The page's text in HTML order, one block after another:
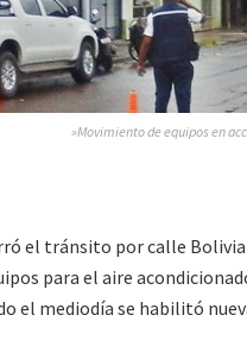
»Movimiento de equipos en
el tránsito por calle
para el aire
el mediodía se habilitó